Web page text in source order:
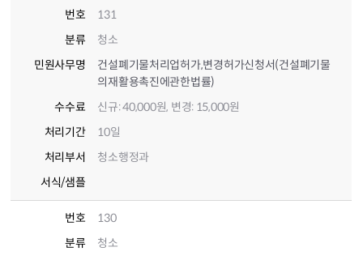
번호
131
분류
청소
민원사무명
건설폐기물처리업허가,변경허가신청서(건설폐기물
의재활용촉진에관한법률)
수수료
신규: 40,000원, 변경: 15,000원
처리기간
10일
처리부서
청소행정과
서식/샘플
번호
130
분류
청소